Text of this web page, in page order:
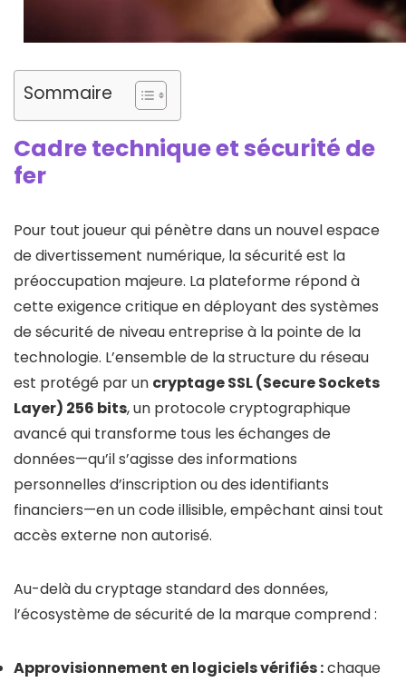
Sommaire
Cadre technique et sécurité de
fer
Pour tout joueur qui pénètre dans un nouvel espace
de divertissement numérique, la sécurité est la
préoccupation majeure. La plateforme répond à
cette exigence critique en déployant des systèmes
de sécurité de niveau entreprise à la pointe de la
technologie. L’ensemble de la structure du réseau
est protégé par un cryptage SSL (Secure Sockets
Layer) 256 bits, un protocole cryptographique
avancé qui transforme tous les échanges de
données—qu’il s’agisse des informations
personnelles d’inscription ou des identifiants
financiers—en un code illisible, empêchant ainsi tout
accès externe non autorisé.
Au-delà du cryptage standard des données,
l’écosystème de sécurité de la marque comprend :
Approvisionnement en logiciels vérifiés :chaque